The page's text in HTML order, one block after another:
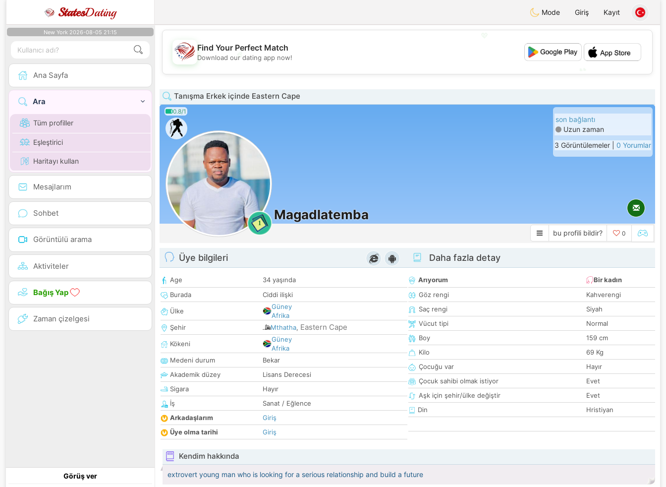
StatesDating Mode Giriş Kayıt
New York 2026-08-05 21:15
Ana Sayfa
Ara
Tüm profiller
Eşleştirici
Haritayı kullan
Mesajlarım
Sohbet
Görüntülü arama
Aktiviteler
Bağış Yap
Zaman çizelgesi
Görüş ver
💖
💕
Find Your Perfect Match
Download our dating app now!
Tanışma Erkek içinde Eastern Cape
0.8/1
1
Magadlatemba
son bağlantı
Uzun zaman
3 Görüntülemeler | 0 Yorumlar
bu profili bildir? 0
Üye bilgileri
Age
34 yaşında
Burada
Ciddi ilişki
Ülke
Güney
Afrika
Şehir
Mthatha, Eastern Cape
Kökeni
Güney
Afrika
Medeni durum
Bekar
Akademik düzey
Lisans Derecesi
Sigara
Hayır
İş
Sanat / Eğlence
Arkadaşlarım
Giriş
Üye olma tarihi
Giriş
Daha fazla detay
Arıyorum
Bir kadın
Göz rengi
Kahverengi
Saç rengi
Siyah
Vücut tipi
Normal
Boy
159 cm
Kilo
69 Kg
Çocuğu var
Hayır
Çocuk sahibi olmak istiyor
Evet
Aşk için şehir/ülke değiştir
Evet
Din
Hristiyan
Kendim hakkında
extrovert young man who is looking for a serious relationship and build a future